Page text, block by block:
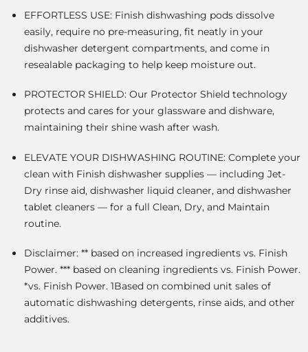
EFFORTLESS USE: Finish dishwashing pods dissolve
easily, require no pre-measuring, fit neatly in your
dishwasher detergent compartments, and come in
resealable packaging to help keep moisture out.
PROTECTOR SHIELD: Our Protector Shield technology
protects and cares for your glassware and dishware,
maintaining their shine wash after wash.
ELEVATE YOUR DISHWASHING ROUTINE: Complete your
clean with Finish dishwasher supplies — including Jet-
Dry rinse aid, dishwasher liquid cleaner, and dishwasher
tablet cleaners — for a full Clean, Dry, and Maintain
routine.
Disclaimer: ** based on increased ingredients vs. Finish
Power. *** based on cleaning ingredients vs. Finish Power.
*vs. Finish Power. 1Based on combined unit sales of
automatic dishwashing detergents, rinse aids, and other
additives.